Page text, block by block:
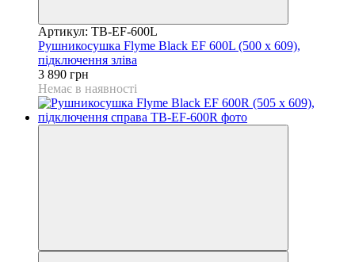
Артикул: TB-EF-600L
Рушникосушка Flyme Black EF 600L (500 х 609),
підключення зліва
3 890 грн
Немає в наявності